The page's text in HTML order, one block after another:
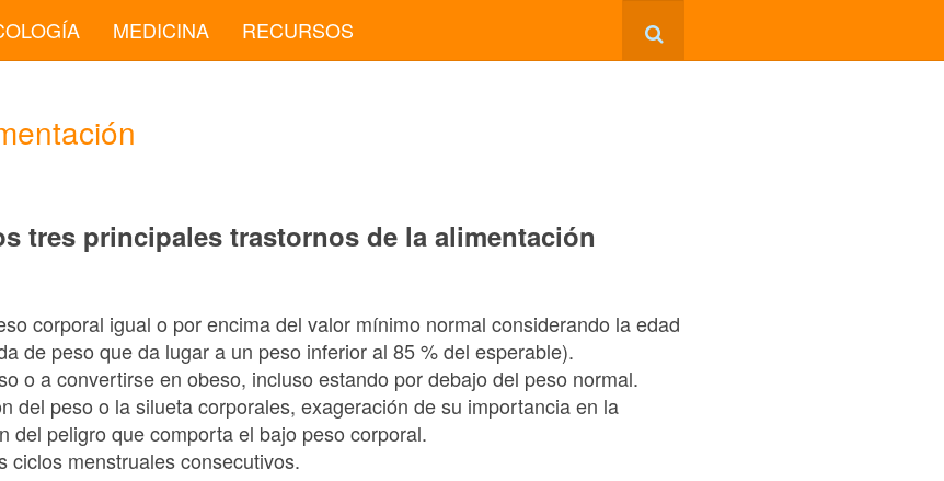
MEDICINA RECURSOS
tres principales trastornos de la alimentación
corporal igual o por encima del valor mínimo normal considerando la edad
de peso que da lugar a un peso inferior al 85 % del esperable).
o a convertirse en obeso, incluso estando por debajo del peso normal.
del peso o la silueta corporales, exageración de su importancia en la
del peligro que comporta el bajo peso corporal.
ciclos menstruales consecutivos.